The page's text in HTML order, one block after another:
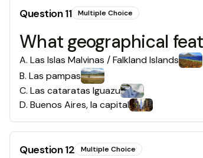
Question11 Multiple Choice
What geographical
A. Las Islas Malvinas / Falkland Islands
B. Las pampas
C. Las cataratas Iguazu
D. Buenos Aires, la capital
Question12 Multiple Choice